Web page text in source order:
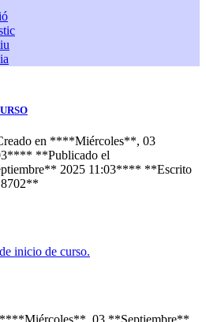
en ****Miércoles**, 03
**Publicado el
2025 11:03**** **Escrito
inicio de curso.